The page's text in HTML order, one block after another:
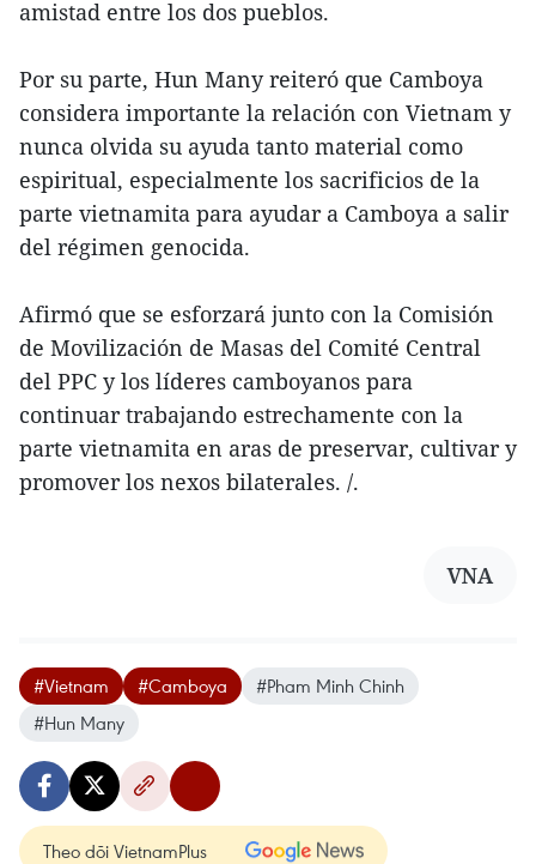
amistad entre los dos pueblos.
Por su parte, Hun Many reiteró que Camboya
considera importante la relación con Vietnam y
nunca olvida su ayuda tanto material como
espiritual, especialmente los sacrificios de la
parte vietnamita para ayudar a Camboya a salir
del régimen genocida.
Afirmó que se esforzará junto con la Comisión
de Movilización de Masas del Comité Central
del PPC y los líderes camboyanos para
continuar trabajando estrechamente con la
parte vietnamita en aras de preservar, cultivar y
promover los nexos bilaterales. /.
VNA
#Vietnam #Camboya
#Pham Minh Chinh
#Hun Many
Theo dõi VietnamPlus